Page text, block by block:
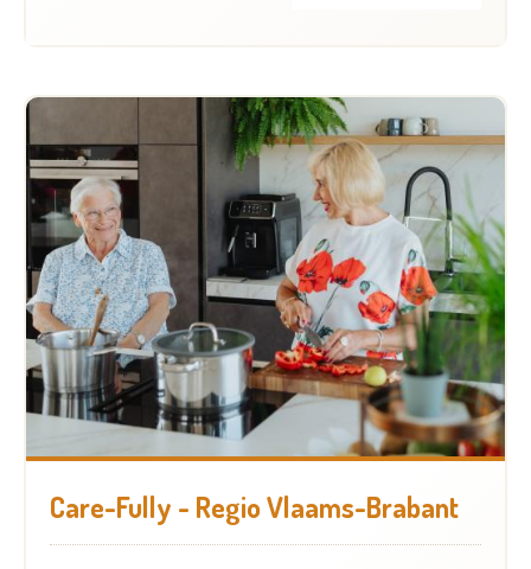
Care-Fully - Regio Vlaams-Brabant